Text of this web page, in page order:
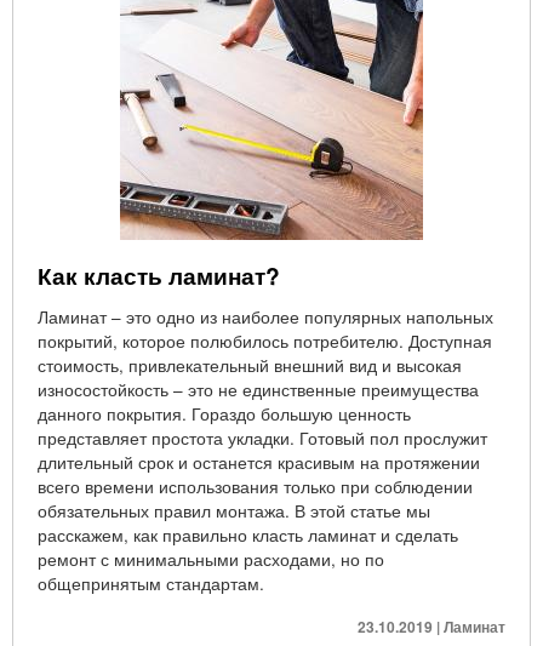
Как класть ламинат?
Ламинат – это одно из наиболее популярных напольных
покрытий, которое полюбилось потребителю. Доступная
стоимость, привлекательный внешний вид и высокая
износостойкость – это не единственные преимущества
данного покрытия. Гораздо большую ценность
представляет простота укладки. Готовый пол прослужит
длительный срок и останется красивым на протяжении
всего времени использования только при соблюдении
обязательных правил монтажа. В этой статье мы
расскажем, как правильно класть ламинат и сделать
ремонт с минимальными расходами, но по
общепринятым стандартам.
23.10.2019 | Ламинат